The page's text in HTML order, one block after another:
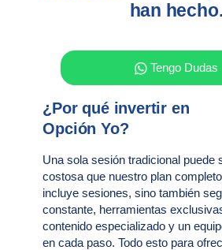
han hecho.
Tengo Dudas
¿Por qué invertir en
Opción Yo?
Una sola sesión tradicional puede
costosa que nuestro plan
incluye sesiones, sino también
constante, herramientas
contenido especializado y un
en cada paso. Todo esto para